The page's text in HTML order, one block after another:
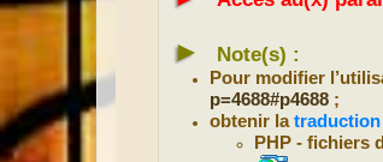
► Note(s) :
Pour modifier
p=4688#p4688 ;
obtenir la
PHP - fichiers